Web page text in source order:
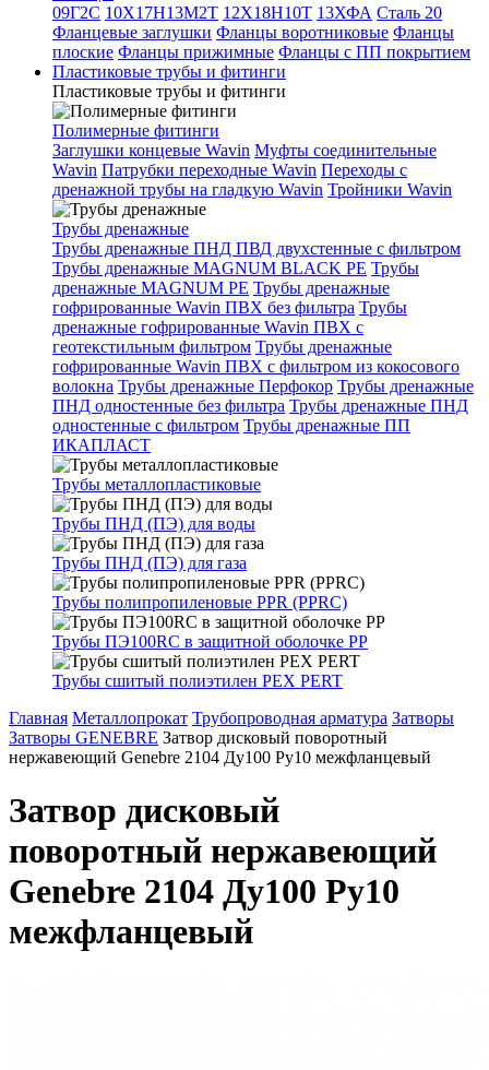
09Г2С 10Х17Н13М2Т 12Х18Н10Т 13ХФА Сталь 20
Фланцевые заглушки Фланцы воротниковые Фланцы
плоские Фланцы прижимные Фланцы с ПП покрытием
Пластиковые трубы и фитинги
Пластиковые трубы и фитинги
Полимерные фитинги
Заглушки концевые Wavin Муфты соединительные
Wavin Патрубки переходные Wavin Переходы с
дренажной трубы на гладкую Wavin Тройники Wavin
Трубы дренажные
Трубы дренажные ПНД ПВД двухстенные с фильтром
Трубы дренажные MAGNUM BLACK PE Трубы
дренажные MAGNUM PE Трубы дренажные
гофрированные Wavin ПВХ без фильтра Трубы
дренажные гофрированные Wavin ПВХ с
геотекстильным фильтром Трубы дренажные
гофрированные Wavin ПВХ с фильтром из кокосового
волокна Трубы дренажные Перфокор Трубы дренажные
ПНД одностенные без фильтра Трубы дренажные ПНД
одностенные с фильтром Трубы дренажные ПП
ИКАПЛАСТ
Трубы металлопластиковые
Трубы ПНД (ПЭ) для воды
Трубы ПНД (ПЭ) для газа
Трубы полипропиленовые PPR (PPRC)
Трубы ПЭ100RC в защитной оболочке PP
Трубы сшитый полиэтилен PEX PERT
Главная Металлопрокат Трубопроводная арматура Затворы
Затворы GENEBRE Затвор дисковый поворотный
нержавеющий Genebre 2104 Ду100 Ру10 межфланцевый
Затвор дисковый
поворотный нержавеющий
Genebre 2104 Ду100 Ру10
межфланцевый